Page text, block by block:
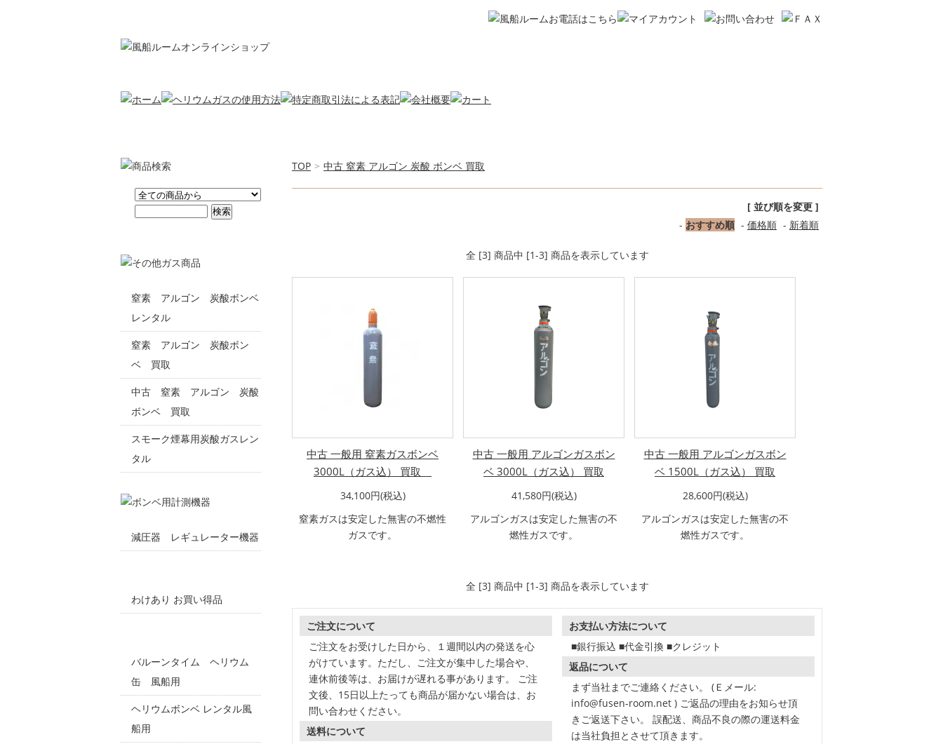
窒素 アルゴン 炭酸ボンベ
レンタル
窒素 アルゴン 炭酸ボン
ベ 買取
中古 窒素 アルゴン 炭酸
ボンベ 買取
スモーク煙幕用炭酸ガスレン
タル
減圧器 レギュレーター機器
わけあり お買い得品
バルーンタイム ヘリウム
缶 風船用
ヘリウムボンベ レンタル風
船用
TOP > 中古 窒素 アルゴン 炭酸 ボンベ 買取
[ 並び順を変更 ]
- おすすめ順 - 価格順 - 新着順
全 [3] 商品中 [1-3] 商品を表示しています
中古 一般用 窒素ガスボンベ
3000L（ガス込） 買取
34,100円(税込)
窒素ガスは安定した無害の不燃性
ガスです。
中古 一般用 アルゴンガスボン
ベ 3000L（ガス込） 買取
41,580円(税込)
アルゴンガスは安定した無害の不
燃性ガスです。
中古 一般用 アルゴンガスボン
ベ 1500L（ガス込） 買取
28,600円(税込)
アルゴンガスは安定した無害の不
燃性ガスです。
全 [3] 商品中 [1-3] 商品を表示しています
ご注文について
ご注文をお受けした日から、１週間以内の発送を心
がけています。ただし、ご注文が集中した場合や、
連休前後等は、お届けが遅れる事があります。 ご注
文後、15日以上たっても商品が届かない場合は、お
問い合わせください。
送料について
お支払い方法について
■銀行振込 ■代金引換 ■クレジット
返品について
まず当社までご連絡ください。 (Ｅメール:
info@fusen-room.net ) ご返品の理由をお知らせ頂
きご返送下さい。 誤配送、商品不良の際の運送料金
は当社負担とさせて頂きます。